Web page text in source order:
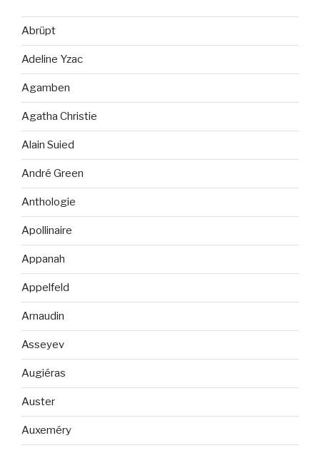
Abrüpt
Adeline Yzac
Agamben
Agatha Christie
Alain Suied
André Green
Anthologie
Apollinaire
Appanah
Appelfeld
Arnaudin
Asseyev
Augiéras
Auster
Auxeméry